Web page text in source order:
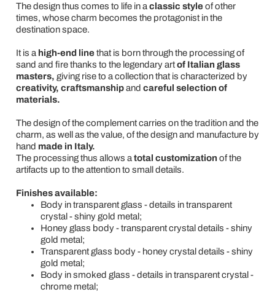
The design thus comes to life in a classic styleof other
times, whose charm becomes the protagonist in the
destination space.
It is a high-end linethat is born through the processing of
sand and fire thanks to the legendary artof Italian glass
masters, giving rise to a collection that is characterized by
creativity, craftsmanshipand careful selection of
materials.
The design of the complement carries on the tradition and the
charm, as well as the value, of the design and manufacture by
hand made in Italy.
The processing thus allows a total customization of the
artifacts up to the attention to small details.
Finishes available:
Body in transparent glass - details in transparent
crystal - shiny gold metal;
Honey glass body - transparent crystal details - shiny
gold metal;
Transparent glass body - honey crystal details - shiny
gold metal;
Body in smoked glass - details in transparent crystal -
chrome metal;